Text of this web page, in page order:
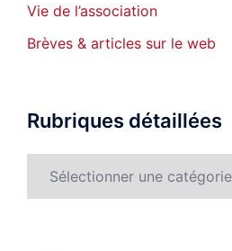
Vie de l’association
Brèves & articles sur le web
Rubriques détaillées
détaillées